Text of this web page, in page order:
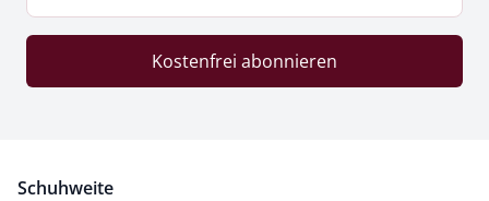
Kostenfrei abonnieren
Schuhweite